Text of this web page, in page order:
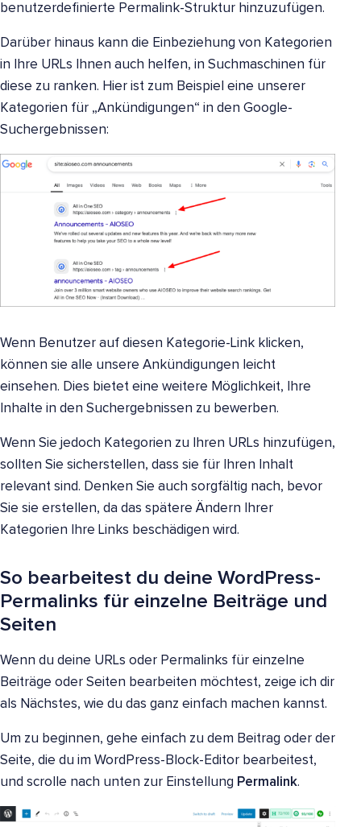
benutzerdefinierte Permalink-Struktur hinzuzufügen.
Darüber hinaus kann die Einbeziehung von Kategorien
in Ihre URLs Ihnen auch helfen, in Suchmaschinen für
diese zu ranken. Hier ist zum Beispiel eine unserer
Kategorien für „Ankündigungen“ in den Google-
Suchergebnissen:
Wenn Benutzer auf diesen Kategorie-Link klicken,
können sie alle unsere Ankündigungen leicht
einsehen. Dies bietet eine weitere Möglichkeit, Ihre
Inhalte in den Suchergebnissen zu bewerben.
Wenn Sie jedoch Kategorien zu Ihren URLs hinzufügen,
sollten Sie sicherstellen, dass sie für Ihren Inhalt
relevant sind. Denken Sie auch sorgfältig nach, bevor
Sie sie erstellen, da das spätere Ändern Ihrer
Kategorien Ihre Links beschädigen wird.
So bearbeitest du deine WordPress-
Permalinks für einzelne Beiträge und
Seiten
Wenn du deine URLs oder Permalinks für einzelne
Beiträge oder Seiten bearbeiten möchtest, zeige ich dir
als Nächstes, wie du das ganz einfach machen kannst.
Um zu beginnen, gehe einfach zu dem Beitrag oder der
Seite, die du im WordPress-Block-Editor bearbeitest,
und scrolle nach unten zur Einstellung Permalink.